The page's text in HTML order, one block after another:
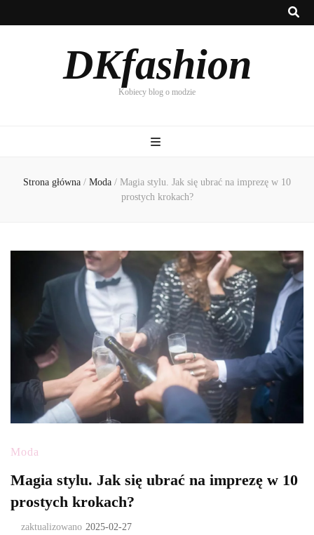
DKfashion
Kobiecy blog o modzie
Strona główna / Moda / Magia stylu. Jak się ubrać na imprezę w 10
prostych krokach?
Moda
Magia stylu. Jak się ubrać na imprezę w 10
prostych krokach?
zaktualizowano 2025-02-27